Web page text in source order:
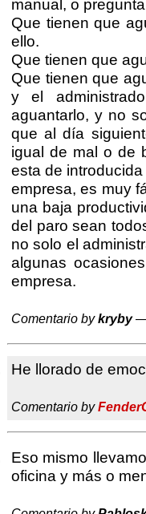
manual, o
Que tienen que
ello.
Que tienen que
Que tienen que
y el
aguantarlo, y no
que al día
igual de mal o de
esta de
empresa, es muy
una baja
del paro sean
no solo el
algunas
empresa.
Comentario bykryby—
He llorado de
Comentario by
Eso mismo
oficina y más o